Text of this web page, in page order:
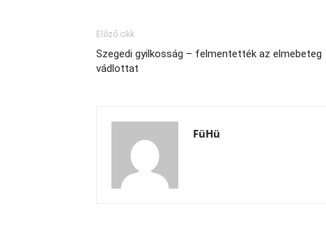
Előző cikk
Szegedi gyilkosság – felmentették az elmebeteg
vádlottat
FüHü